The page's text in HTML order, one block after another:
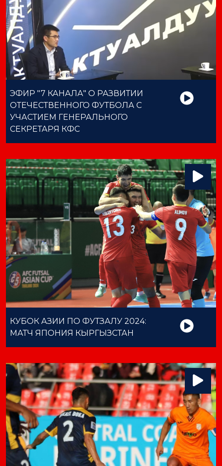
ЭФИР "7 КАНАЛА" О РАЗВИТИИ
ОТЕЧЕСТВЕННОГО ФУТБОЛА С
УЧАСТИЕМ ГЕНЕРАЛЬНОГО
СЕКРЕТАРЯ КФС
КУБОК АЗИИ ПО ФУТЗАЛУ 2024:
МАТЧ ЯПОНИЯ КЫРГЫЗСТАН